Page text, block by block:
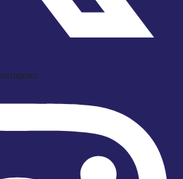
Instagram